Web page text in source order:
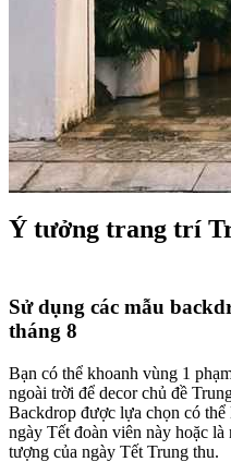
Ý tưởng trang trí
Sử dụng các mẫu
tháng 8
Bạn có thể khoanh vùng 1
ngoài trời để decor chủ đề
Backdrop được lựa chọn có
ngày Tết đoàn viên này hoặc
tượng của ngày Tết Trung thu.